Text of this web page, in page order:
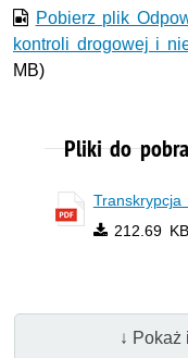
Pobierz plik
kontroli drogowej i
MB)
Pliki do
Transkrypcja
212.69 KB
↓ Pokaż